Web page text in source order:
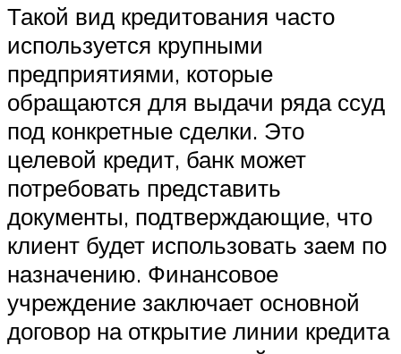
Такой вид кредитования часто
используется крупными
предприятиями, которые
обращаются для выдачи ряда ссуд
под конкретные сделки. Это
целевой кредит, банк может
потребовать представить
документы, подтверждающие, что
клиент будет использовать заем по
назначению. Финансовое
учреждение заключает основной
договор на открытие линии кредита